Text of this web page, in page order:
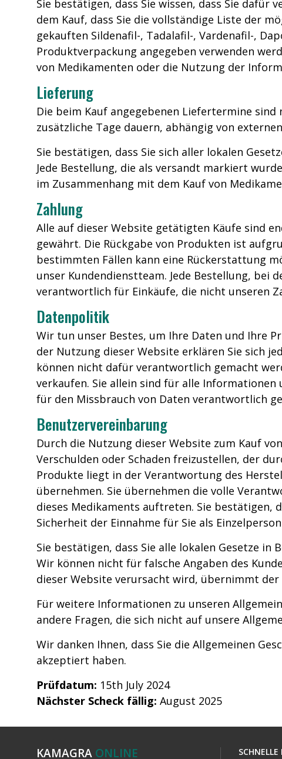
Sie bestätigen, dass Sie wissen, dass Sie
dem Kauf, dass Sie die vollständige Liste der
gekauften Sildenafil-, Tadalafil-, Vardenafil-,
Produktverpackung angegeben verwenden
von Medikamenten oder die Nutzung der
Lieferung
Die beim Kauf angegebenen Liefertermine
zusätzliche Tage dauern, abhängig von
Sie bestätigen, dass Sie sich aller lokalen
Jede Bestellung, die als versandt markiert
im Zusammenhang mit dem Kauf von
Zahlung
Alle auf dieser Website getätigten Käufe sind
gewährt. Die Rückgabe von Produkten ist
bestimmten Fällen kann eine Rückerstattung
unser Kundendienstteam. Jede Bestellung,
verantwortlich für Einkäufe, die nicht unseren
Datenpolitik
Wir tun unser Bestes, um Ihre Daten und Ihre
der Nutzung dieser Website erklären Sie sich
können nicht dafür verantwortlich gemacht
verkaufen. Sie allein sind für alle
für den Missbrauch von Daten verantwortlich
Benutzervereinbarung
Durch die Nutzung dieser Website zum Kauf
Verschulden oder Schaden freizustellen, der
Produkte liegt in der Verantwortung des
übernehmen. Sie übernehmen die volle
dieses Medikaments auftreten. Sie bestätigen,
Sicherheit der Einnahme für Sie als
Sie bestätigen, dass Sie alle lokalen Gesetze
Wir können nicht für falsche Angaben des
dieser Website verursacht wird, übernimmt
Für weitere Informationen zu unseren
andere Fragen, die sich nicht auf unsere
Wir danken Ihnen, dass Sie die Allgemeinen
akzeptiert haben.
Prüfdatum: 15th July 2024
Nächster Scheck fällig: August 2025
KAMAGRA ONLINE SCHNELLE